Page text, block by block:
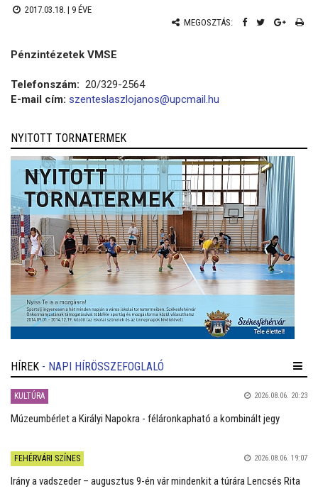
2017.03.18. | 9 ÉVE
MEGOSZTÁS:
Pénzintézetek VMSE
Telefonszám: 20/329-2564
E-mail cím: szenteslaszlojanos@upcmail.hu
NYITOTT TORNATERMEK
HÍREK - NAPI HÍRÖSSZEFOGLALÓ
KULTÚRA 2026.08.06. 20:23
Múzeumbérlet a Királyi Napokra - féláronkapható a kombinált jegy
FEHÉRVÁRI SZÍNES 2026.08.06. 19:07
Irány a vadszeder – augusztus 9-én vár mindenkit a túrára Lencsés Rita